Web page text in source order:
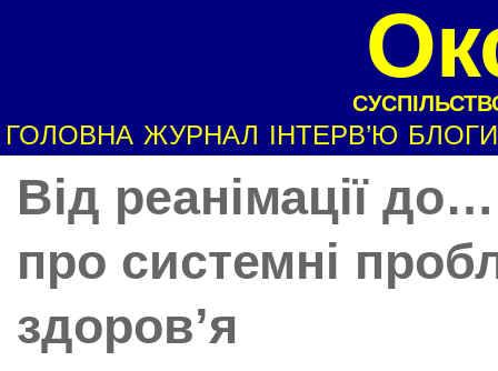
ГОЛОВНА ЖУРНАЛ ІНТЕРВ’Ю БЛОГИ
Від реанімації
про системні
здоров’я